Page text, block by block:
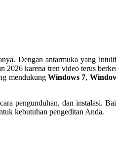
Dengan antarmuka yang
karena tren video terus
mendukungWindows 7,
pengunduhan, dan instalasi.
kebutuhan pengeditan Anda.